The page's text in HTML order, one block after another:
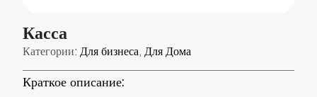
Касса
Категории: Для бизнеса,Для Дома
Краткое описание: